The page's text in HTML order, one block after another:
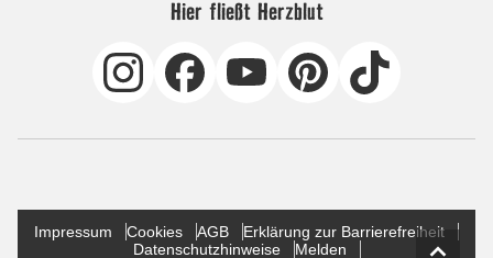
Hier fließt Herzblut
Impressum Cookies AGB
Erklärung zur Barrierefreiheit
Datenschutzhinweise
Melden